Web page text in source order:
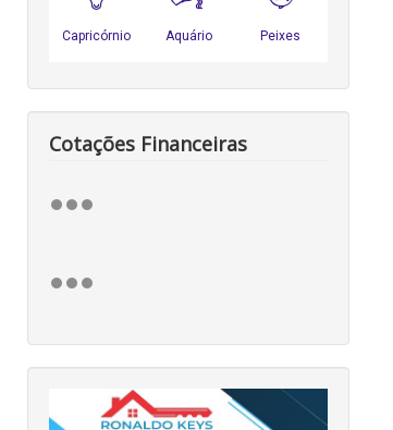
Cotações Financeiras